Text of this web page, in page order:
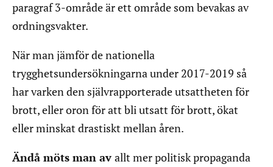
paragraf 3-område är ett område som bevakas av
ordningsvakter.
När man jämför de nationella
trygghetsundersökningarna under 2017-2019 så
har varken den självrapporterade utsattheten för
brott, eller oron för att bli utsatt för brott, ökat
eller minskat drastiskt mellan åren.
Ändå möts man av allt mer politisk propaganda